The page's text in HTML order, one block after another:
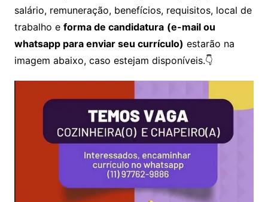
salário, remuneração, benefícios, requisitos, local de
trabalho e forma de candidatura (e-mail ou
whatsapp para enviar seu currículo) estarão na
imagem abaixo, caso estejam disponíveis.👇